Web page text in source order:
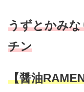
うずとかみ
チン
【醤油